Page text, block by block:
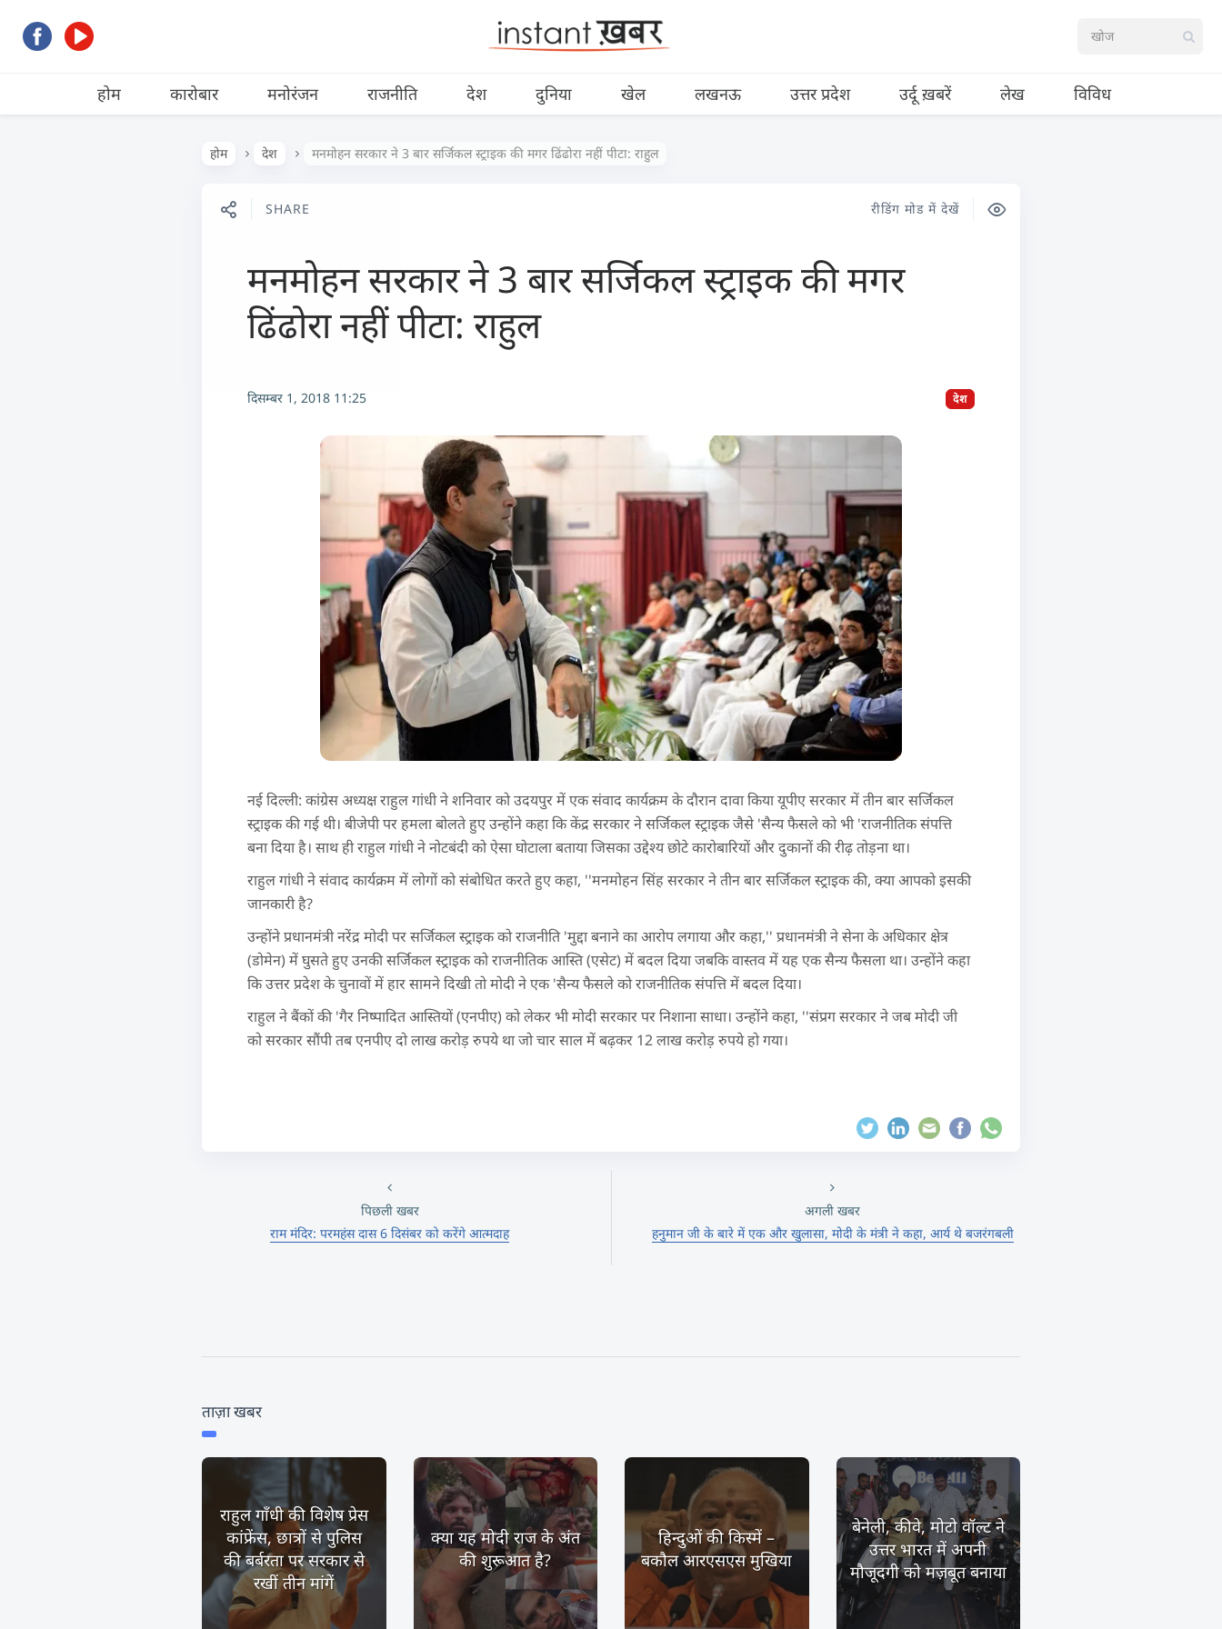
होम कारोबार मनोरंजन राजनीति देश दुनिया खेल लखनऊ उत्तर प्रदेश उर्दू ख़बरें लेख विविध
होम देश मनमोहन सरकार ने 3 बार सर्जिकल स्ट्राइक की मगर ढिंढोरा नहीं पीटा: राहुल
SHARE रीडिंग मोड में देखें
मनमोहन सरकार ने 3 बार सर्जिकल स्ट्राइक की मगर
ढिंढोरा नहीं पीटा: राहुल
दिसम्बर 1, 2018 11:25 देश
नई दिल्ली: कांग्रेस अध्यक्ष राहुल गांधी ने शनिवार को उदयपुर में एक संवाद कार्यक्रम के दौरान दावा किया यूपीए सरकार में तीन बार सर्जिकल
स्ट्राइक की गई थी। बीजेपी पर हमला बोलते हुए उन्होंने कहा कि केंद्र सरकार ने सर्जिकल स्ट्राइक जैसे 'सैन्य फैसले को भी 'राजनीतिक संपत्ति
बना दिया है। साथ ही राहुल गांधी ने नोटबंदी को ऐसा घोटाला बताया जिसका उद्देश्य छोटे कारोबारियों और दुकानों की रीढ़ तोड़ना था।
राहुल गांधी ने संवाद कार्यक्रम में लोगों को संबोधित करते हुए कहा, ''मनमोहन सिंह सरकार ने तीन बार सर्जिकल स्ट्राइक की, क्या आपको इसकी
जानकारी है?
उन्होंने प्रधानमंत्री नरेंद्र मोदी पर सर्जिकल स्ट्राइक को राजनीति 'मुद्दा बनाने का आरोप लगाया और कहा,'' प्रधानमंत्री ने सेना के अधिकार क्षेत्र
(डोमेन) में घुसते हुए उनकी सर्जिकल स्ट्राइक को राजनीतिक आस्ति (एसेट) में बदल दिया जबकि वास्तव में यह एक सैन्य फैसला था। उन्होंने कहा
कि उत्तर प्रदेश के चुनावों में हार सामने दिखी तो मोदी ने एक 'सैन्य फैसले को राजनीतिक संपत्ति में बदल दिया।
राहुल ने बैंकों की 'गैर निष्पादित आस्तियों (एनपीए) को लेकर भी मोदी सरकार पर निशाना साधा। उन्होंने कहा, ''संप्रग सरकार ने जब मोदी जी
को सरकार सौंपी तब एनपीए दो लाख करोड़ रुपये था जो चार साल में बढ़कर 12 लाख करोड़ रुपये हो गया।
पिछली खबर
राम मंदिर: परमहंस दास 6 दिसंबर को करेंगे आत्मदाह
अगली खबर
हनुमान जी के बारे में एक और खुलासा, मोदी के मंत्री ने कहा, आर्य थे बजरंगबली
ताज़ा खबर
राहुल गाँधी की विशेष प्रेस
कांफ्रेंस, छात्रों से पुलिस
की बर्बरता पर सरकार से
रखीं तीन मांगें
क्या यह मोदी राज के अंत
की शुरूआत है?
हिन्दुओं की किस्में –
बकौल आरएसएस मुखिया
बेनेली, कीवे, मोटो वॉल्ट ने
उत्तर भारत में अपनी
मौजूदगी को मज़बूत बनाया